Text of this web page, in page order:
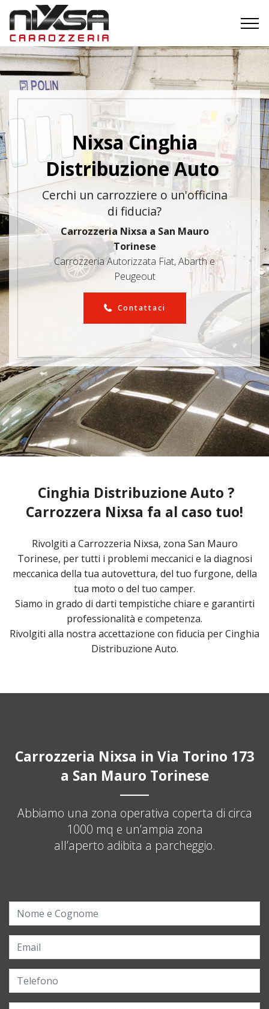
Nixsa Cinghia
Distribuzione Auto
Cerchi un carrozziere o un'officina
di fiducia?
Carrozzeria Nixsa a San Mauro
Torinese
Carrozzeria Autorizzata Fiat, Abarth e
Peugeout
Contattaci
Cinghia Distribuzione Auto ?
Carrozzera Nixsa fa al caso tuo!
Rivolgiti a Carrozzeria Nixsa, zona San Mauro
Torinese, per tutti i problemi meccanici e la diagnosi
meccanica della tua autovettura, del tuo furgone, della
tua moto o del tuo camper.
Siamo in grado di darti tempistiche chiare e garantirti
professionalità e competenza.
Rivolgiti alla nostra accettazione con fiducia per Cinghia
Distribuzione Auto.
Carrozzeria Nixsa in Via Torino 173
a San Mauro Torinese
Abbiamo una zona operativa coperta di circa
1000 mq e un’ampia zona
all’aperto adibita a parcheggio.